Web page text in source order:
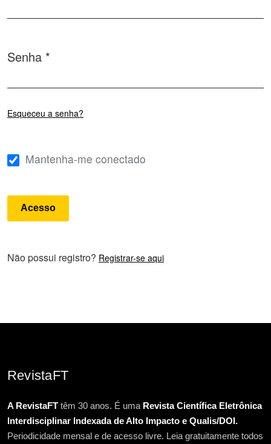
Senha *
Esqueceu a senha?
Mantenha-me conectado
Acesso
Não possui registro? Registrar-se aqui
RevistaFT
A RevistaFT têm 30 anos. É uma Revista Científica Eletrônica
Interdisciplinar Indexada de Alto Impacto e Qualis/DOI.
Periodicidade mensal e de acesso livre. Leia gratuitamente todos